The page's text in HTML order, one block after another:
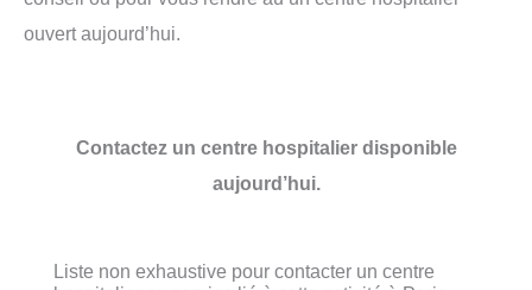
ouvert aujourd’hui.
Contactez un centre hospitalier disponible
aujourd’hui.
Liste non exhaustive pour contacter un centre